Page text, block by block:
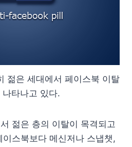
젊은 세대에서 페이스북 이탈
나타나고 있다.
젊은 층의 이탈이 목격되고
스북보다 메신저나 스냅챗,